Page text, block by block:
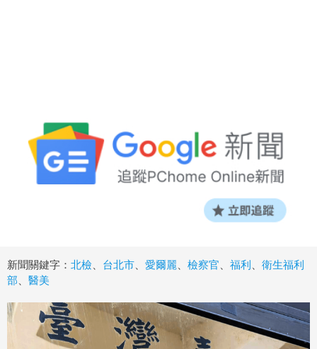
新聞關鍵字： 北檢 台北市 愛爾麗 檢察官 福利
衛生福利
部
醫美